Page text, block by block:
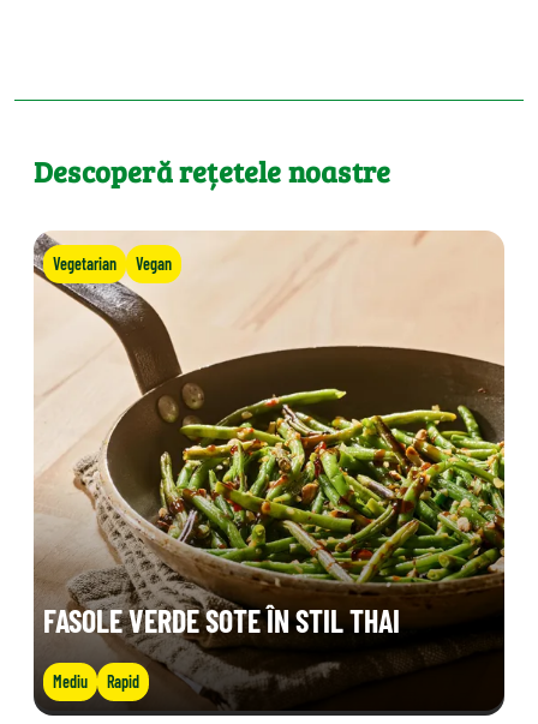
Descoperă rețetele noastre
Vegetarian Vegan
FASOLE VERDE SOTE ÎN STIL THAI
Mediu Rapid